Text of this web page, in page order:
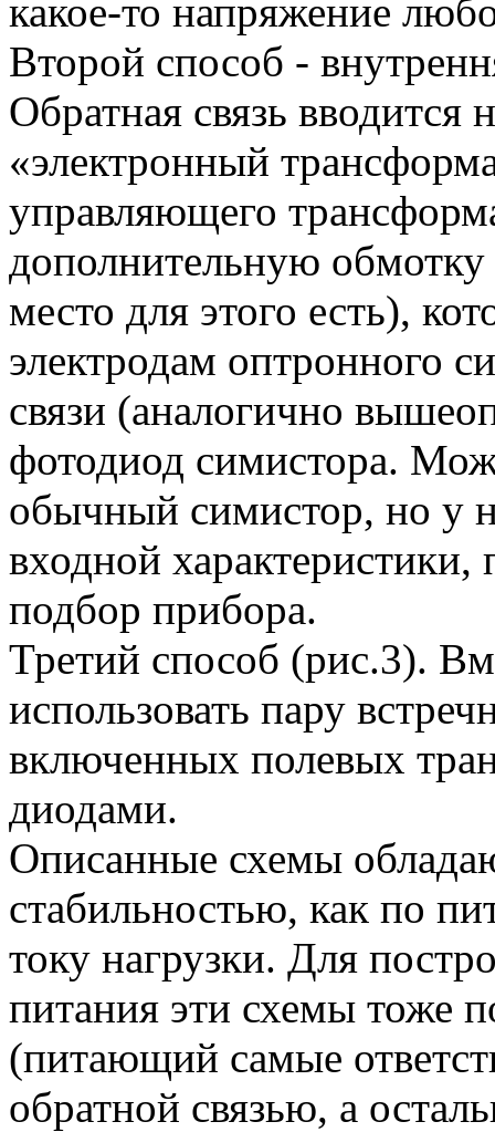
какое-то напряжение
Второй способ -
Обратная связь вводится
«электронный
управляющего
дополнительную обмотку
место для этого есть),
электродам оптронного
связи (аналогично
фотодиод симистора.
обычный симистор, но у
входной
подбор прибора.
Третий способ (рис.3).
использовать пару
включенных полевых
диодами.
Описанные схемы
стабильностью, как по
току нагрузки. Для
питания эти схемы тоже
(питающий самые
обратной связью, а